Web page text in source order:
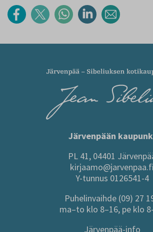
Järvenpään
PL 41, 04401
kirjaamo@jarvenpaa.fi
Y-tunnus 0126541-4
Puhelinvaihde (09) 27
ma–to klo 8–16, pe klo
Järvenpää-info